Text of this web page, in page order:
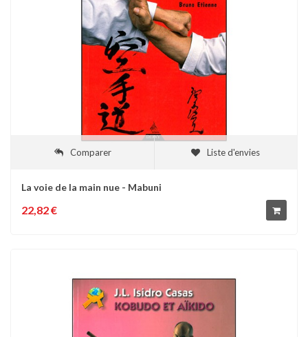
Comparer Liste d'envies
La voie de la main nue - Mabuni
22,82 €